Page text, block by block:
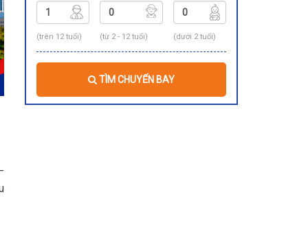
(trên 12 tuổi) (từ 2 - 12 tuổi) (dưới 2 tuổi)
TÌM CHUYẾN BAY